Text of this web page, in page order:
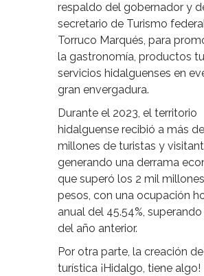
respaldo del gobernador y
secretario de Turismo
Torruco Marqués, para
la gastronomía, productos
servicios hidalguenses en
gran envergadura.
Durante el 2023, el territorio
hidalguense recibió a más
millones de turistas y
generando una derrama
que superó los 2 mil
pesos, con una ocupación
anual del 45.54%,
del año anterior.
Por otra parte, la creación
turística ¡Hidalgo, tiene algo!